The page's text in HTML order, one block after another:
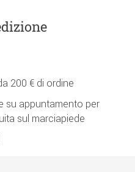
200 € di ordine
su appuntamento per
sul marciapiede